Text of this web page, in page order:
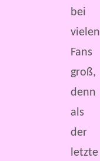
bei
vielen
Fans
groß,
denn
als
der
letzte